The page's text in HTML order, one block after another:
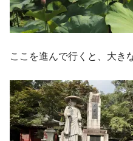
ここを進んで行くと、大き